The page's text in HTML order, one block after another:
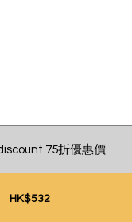
75折優惠價
HK$532